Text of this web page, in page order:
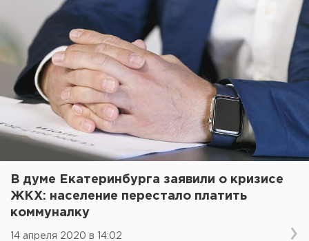
В думе Екатеринбурга заявили о кризисе
ЖКХ: население перестало платить
коммуналку
14 апреля 2020 в 14:02